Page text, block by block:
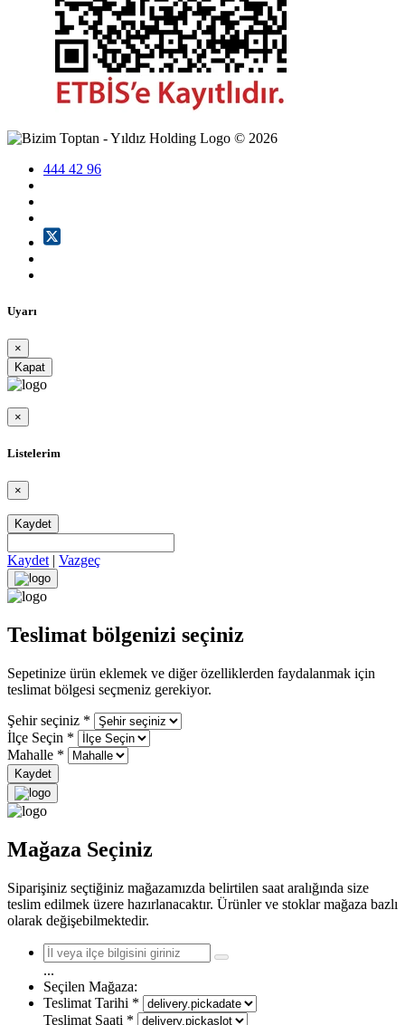
© 2026
444 42 96
Uyarı
×
Kapat
×
Listelerim
×
Kaydet
Kaydet | Vazgeç
Teslimat bölgenizi seçiniz
Sepetinize ürün eklemek ve diğer özelliklerden faydalanmak için
teslimat bölgesi seçmeniz gerekiyor.
Şehir seçiniz *
İlçe Seçin *
Mahalle *
Kaydet
Mağaza Seçiniz
Siparişiniz seçtiğiniz mağazamızda belirtilen saat aralığında size
teslim edilmek üzere hazırlanacaktır. Ürünler ve stoklar mağaza bazlı
olarak değişebilmektedir.
...
Seçilen Mağaza:
Teslimat Tarihi *
Teslimat Saati *